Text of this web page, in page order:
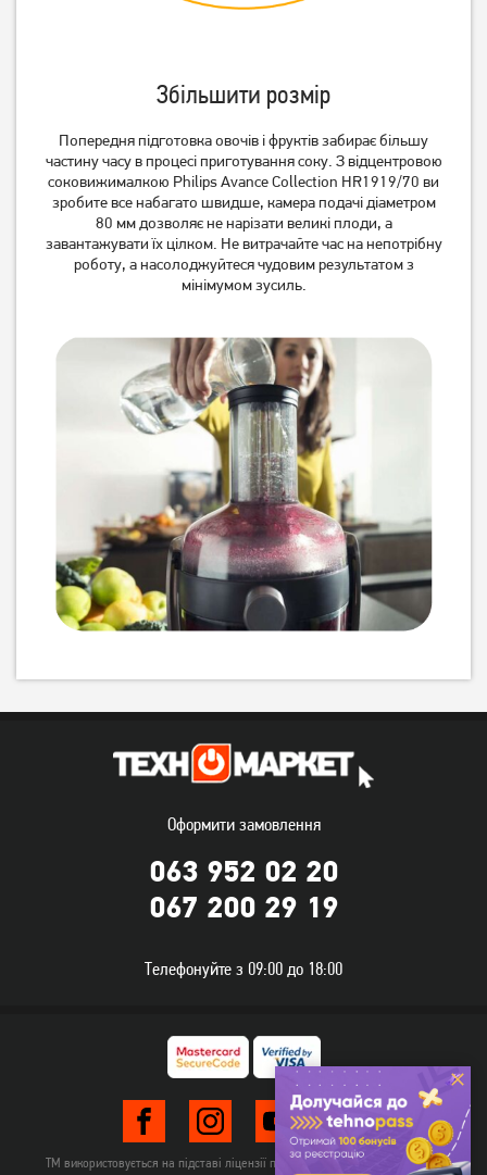
Збільшити розмір
Попередня підготовка овочів і фруктів забирає більшу
частину часу в процесі приготування соку. З відцентровою
соковижималкою Philips Avance Collection HR1919/70 ви
зробите все набагато швидше, камера подачі діаметром
80 мм дозволяє не нарізати великі плоди, а
завантажувати їх цілком. Не витрачайте час на непотрібну
роботу, а насолоджуйтеся чудовим результатом з
мінімумом зусиль.
Оформити замовлення
063 952 02 20
067 200 29 19
Телефонуйте з 09:00 до 18:00
ТМ використовується на підставі ліцензії правовласника TehnomarketLTD